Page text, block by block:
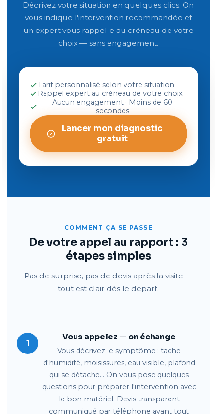
Décrivez votre situation en quelques clics. On
vous indique l'intervention recommandée et
un expert vous rappelle au créneau de votre
choix — sans engagement.
Tarif personnalisé selon votre situation
Rappel expert au créneau de votre choix
Aucun engagement · Moins de 60
secondes
Lancer mon diagnostic
gratuit
COMMENT ÇA SE PASSE
De votre appel au rapport : 3
étapes simples
Pas de surprise, pas de devis après la visite —
tout est clair dès le départ.
1
Vous appelez — on échange
Vous décrivez le symptôme : tache
d'humidité, moisissures, eau visible, plafond
qui se détache… On vous pose quelques
questions pour préparer l'intervention avec
le bon matériel. Devis transparent
communiqué par téléphone avant tout